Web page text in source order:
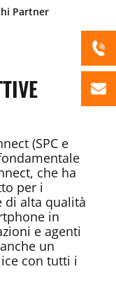
Partner
(SPC e
che ha
per i
di alta qualità
in
e agenti
un
con tutti i